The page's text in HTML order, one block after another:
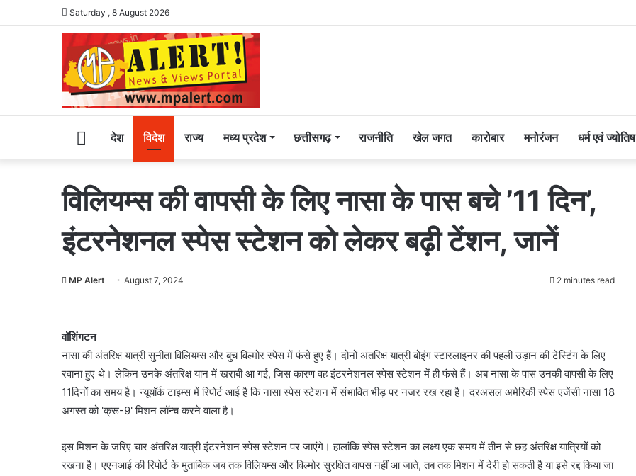
Saturday , 8 August 2026
Homeदेश विदेश राज्य मध्य प्रदेश छत्तीसगढ़ राजनीति खेल जगत कारोबार मनोरंजन धर्म एवं ज्योतिष
विलियम्स की वापसी के लिए नासा के पास बचे ’11 दिन’,
इंटरनेशनल स्पेस स्टेशन को लेकर बढ़ी टेंशन, जानें
MP Alert August 7, 2024 2 minutes read
वॉशिंगटन
नासा की अंतरिक्ष यात्री सुनीता विलियम्स और बुच विल्मोर स्पेस में फंसे हुए हैं। दोनों अंतरिक्ष यात्री बोइंग स्टारलाइनर की पहली उड़ान की टेस्टिंग के लिए
रवाना हुए थे। लेकिन उनके अंतरिक्ष यान में खराबी आ गई, जिस कारण वह इंटरनेशनल स्पेस स्टेशन में ही फंसे हैं। अब नासा के पास उनकी वापसी के लिए
11दिनों का समय है। न्यूयॉर्क टाइम्स में रिपोर्ट आई है कि नासा स्पेस स्टेशन में संभावित भीड़ पर नजर रख रहा है। दरअसल अमेरिकी स्पेस एजेंसी नासा 18
अगस्त को 'क्रू-9' मिशन लॉन्च करने वाला है।
इस मिशन के जरिए चार अंतरिक्ष यात्री इंटरनेशन स्पेस स्टेशन पर जाएंगे। हालांकि स्पेस स्टेशन का लक्ष्य एक समय में तीन से छह अंतरिक्ष यात्रियों को
रखना है। एएनआई की रिपोर्ट के मुताबिक जब तक विलियम्स और विल्मोर सुरक्षित वापस नहीं आ जाते, तब तक मिशन में देरी हो सकती है या इसे रद्द किया जा